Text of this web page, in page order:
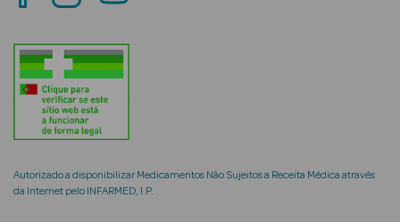
Criança
Rosto e
Autorizado a disponibilizar Medicamentos Não Sujeitos a Receita Médica através
da Internet pelo INFARMED, I.P.